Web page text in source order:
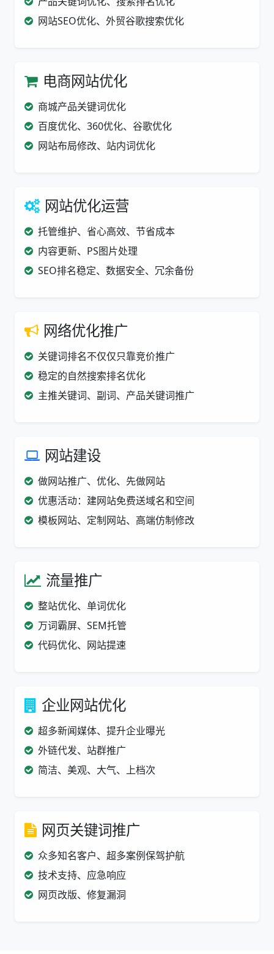
网站SEO优化、外贸谷歌搜索优化
电商网站优化
商城产品关键词优化
百度优化、360优化、谷歌优化
网站布局修改、站内词优化
网站优化运营
托管维护、省心高效、节省成本
内容更新、PS图片处理
SEO排名稳定、数据安全、冗余备份
网络优化推广
关键词排名不仅仅只靠竞价推广
稳定的自然搜索排名优化
主推关键词、副词、产品关键词推广
网站建设
做网站推广、优化、先做网站
优惠活动：建网站免费送域名和空间
模板网站、定制网站、高端仿制修改
流量推广
整站优化、单词优化
万词霸屏、SEM托管
代码优化、网站提速
企业网站优化
超多新闻媒体、提升企业曝光
外链代发、站群推广
简洁、美观、大气、上档次
网页关键词推广
众多知名客户、超多案例保驾护航
技术支持、应急响应
网页改版、修复漏洞